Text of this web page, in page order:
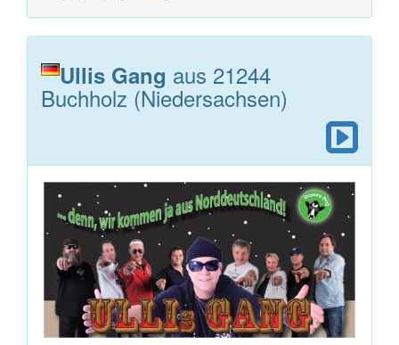
Ullis Gang aus 21244
Buchholz (Niedersachsen)